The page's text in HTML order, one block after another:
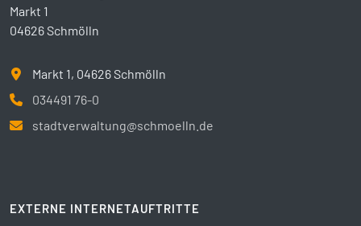
Markt 1
04626 Schmölln
Markt 1, 04626 Schmölln
034491 76-0
stadtverwaltung@schmoelln.de
EXTERNE INTERNETAUFTRITTE